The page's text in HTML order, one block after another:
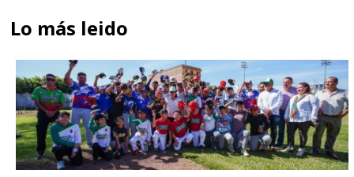
Lo más leido